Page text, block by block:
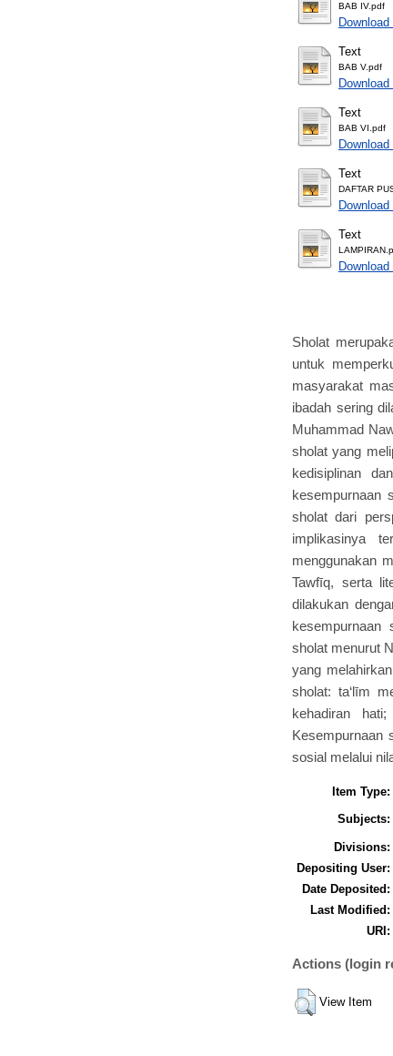
BAB IV.pdf
Text
BAB V.pdf
Text
BAB VI.pdf
Text
DAFTAR
Text
Sholat
untuk
masyarakat
ibadah sering
Muhammad
sholat yang
kedisiplinan
kesempurnaan
sholat dari
implikasinya
menggunakan
Tawfīq, serta
dilakukan
kesempurnaan
sholat menurut
yang
sholat: ta‘līm
kehadiran
Kesempurnaan
sosial melalui
Item Type:
Subjects:
Divisions:
Depositing User:
Date Deposited:
Last Modified:
URI:
Actions (login
View Item